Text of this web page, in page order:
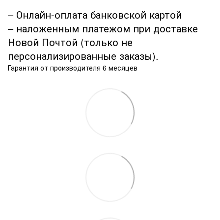
– Онлайн-оплата банковской картой
– наложенным платежом при доставке
Новой Почтой (только не
персонализированные заказы).
Гарантия от производителя 6 месяцев